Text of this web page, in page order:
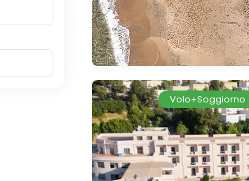
Volo+Soggiorno